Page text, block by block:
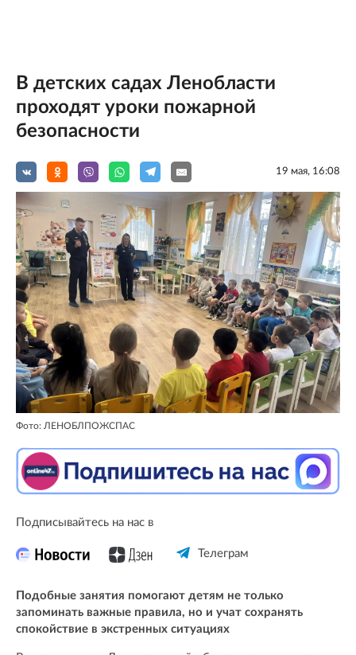
В детских садах Ленобласти
проходят уроки пожарной
безопасности
19 мая, 16:08
Фото: ЛЕНОБЛПОЖСПАС
Подписывайтесь на нас в
Телеграм
Подобные занятия помогают детям не только
запоминать важные правила, но и учат сохранять
спокойствие в экстренных ситуациях